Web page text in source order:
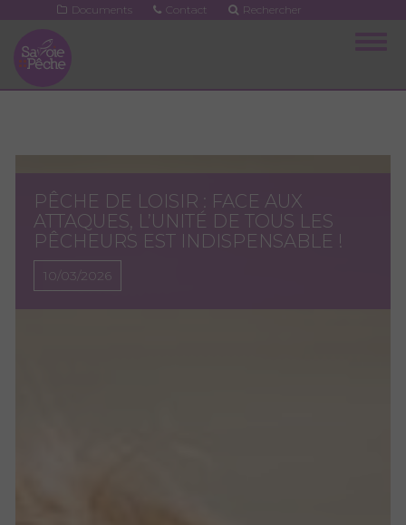
contenu
principal
Documents Contact Rechercher
PÊCHE DE LOISIR : FACE AUX
ATTAQUES, L’UNITÉ DE TOUS LES
PÊCHEURS EST INDISPENSABLE !
10/03/2026